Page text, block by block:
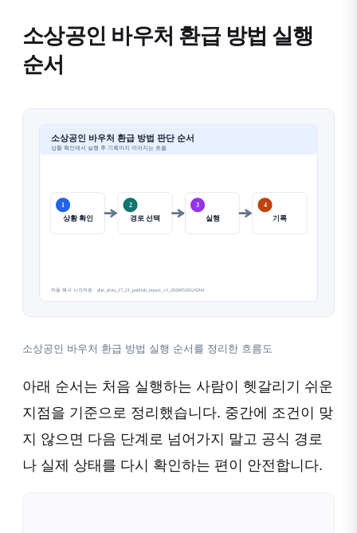
소상공인 바우처 환급 방법 실행
순서
소상공인 바우처 환급 방법 실행 순서를 정리한 흐름도
아래 순서는 처음 실행하는 사람이 헷갈리기 쉬운
지점을 기준으로 정리했습니다. 중간에 조건이 맞
지 않으면 다음 단계로 넘어가지 말고 공식 경로
나 실제 상태를 다시 확인하는 편이 안전합니다.